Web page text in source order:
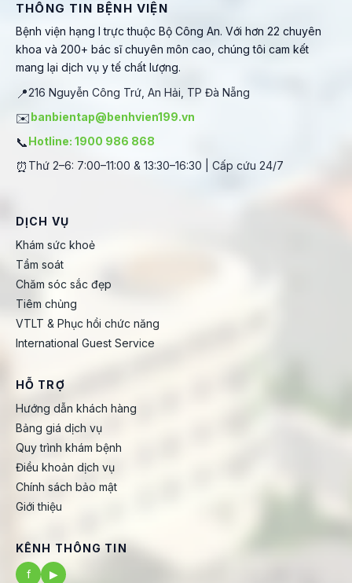
THÔNG TIN BỆNH VIỆN
Bệnh viện hạng I trực thuộc Bộ Công An. Với hơn 22 chuyên
khoa và 200+ bác sĩ chuyên môn cao, chúng tôi cam kết
mang lại dịch vụ y tế chất lượng.
📍216 Nguyễn Công Trứ, An Hải, TP Đà Nẵng
✉️banbientap@benhvien199.vn
📞Hotline: 1900 986 868
⏰ Thứ 2–6: 7:00–11:00 & 13:30–16:30 | Cấp cứu 24/7
DỊCH VỤ
Khám sức khoẻ
Tầm soát
Chăm sóc sắc đẹp
Tiêm chủng
VTLT & Phục hồi chức năng
International Guest Service
HỖ TRỢ
Hướng dẫn khách hàng
Bảng giá dịch vụ
Quy trình khám bệnh
Điều khoản dịch vụ
Chính sách bảo mật
Giới thiệu
KÊNH THÔNG TIN
f
▶